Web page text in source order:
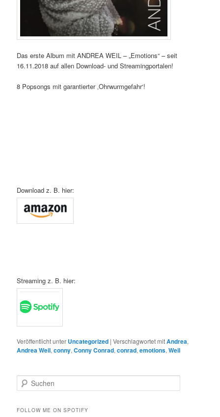
Das erste Album mit ANDREA WEIL – „Emotions“ – seit
16.11.2018 auf allen Download- und Streamingportalen!
8 Popsongs mit garantierter ‚Ohrwurmgefahr‘!
Download z. B. hier:
Streaming z. B. hier:
Veröffentlicht unter Uncategorized |Verschlagwortet mitAndrea,
Andrea Weil,conny,Conny Conrad,conrad,emotions,Weil
u
h
FOLLOW ME ON SPOTIFY